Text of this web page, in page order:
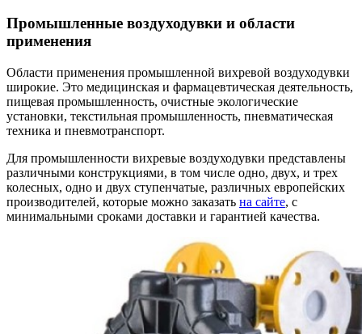
Промышленные воздуходувки и области
применения
Области применения промышленной вихревой воздуходувки
широкие. Это медицинская и фармацевтическая деятельность,
пищевая промышленность, очистные экологические
установки, текстильная промышленность, пневматическая
техника и пневмотранспорт.
Для промышленности вихревые воздуходувки представлены
различными конструкциями, в том числе одно, двух, и трех
колесных, одно и двух ступенчатые, различных европейских
производителей, которые можно заказать на сайте, с
минимальными сроками доставки и гарантией качества.